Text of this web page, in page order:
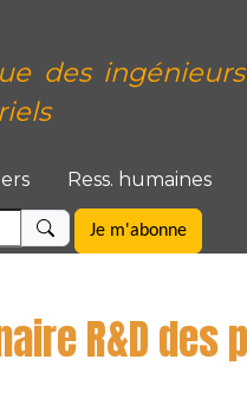
des
Ress. humaines
Je m'abonne
R&D